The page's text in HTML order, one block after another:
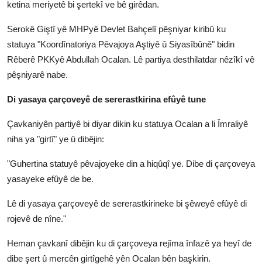
ketina meriyetê bi şertekî ve bê girêdan.
Serokê Giştî yê MHPyê Devlet Bahçelî pêşniyar kiribû ku
statuya "Koordînatoriya Pêvajoya Aştiyê û Siyasîbûnê" bidin
Rêberê PKKyê Abdullah Ocalan. Lê partiya desthilatdar nêzîkî vê
pêşniyarê nabe.
Di yasaya çarçoveyê de sererastkirina efûyê tune
Çavkaniyên partiyê bi diyar dikin ku statuya Ocalan a li Îmraliyê
niha ya "girtî" ye û dibêjin:
"Guhertina statuyê pêvajoyeke din a hiqûqî ye. Dibe di çarçoveya
yasayeke efûyê de be.
Lê di yasaya çarçoveyê de sererastkirineke bi şêweyê efûyê di
rojevê de nîne."
Heman çavkanî dibêjin ku di çarçoveya rejîma înfazê ya heyî de
dibe şert û mercên girtîgehê yên Ocalan bên başkirin.